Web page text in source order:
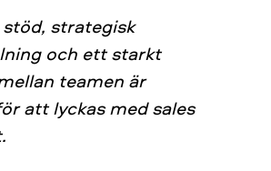
strategisk
och ett starkt
teamen är
att lyckas med sales